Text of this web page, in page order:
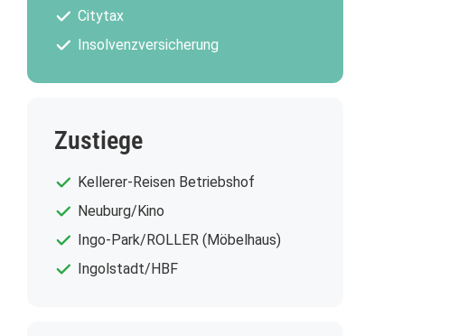
Citytax
Insolvenzversicherung
Zustiege
Kellerer-Reisen Betriebshof
Neuburg/Kino
Ingo-Park/ROLLER (Möbelhaus)
Ingolstadt/HBF